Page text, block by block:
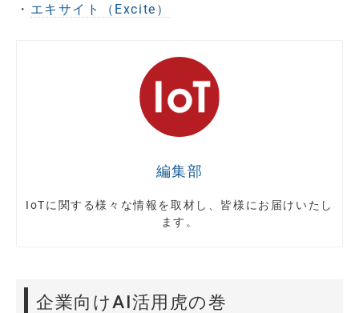
・ エキサイト（Excite）
編集部
IoTに関する様々な情報を取材し、皆様にお届けいたし
ます。
企業向けAI活用虎の巻